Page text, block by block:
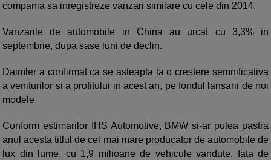
compania sa inregistreze vanzari similare cu cele din 2014.
Vanzarile de automobile in China au urcat cu 3,3% in
septembrie, dupa sase luni de declin.
Daimler a confirmat ca se asteapta la o crestere semnificativa
a veniturilor si a profitului in acest an, pe fondul lansarii de noi
modele.
Conform estimarilor IHS Automotive, BMW si-ar putea pastra
anul acesta titlul de cel mai mare producator de automobile de
lux din lume, cu 1,9 milioane de vehicule vandute, fata de